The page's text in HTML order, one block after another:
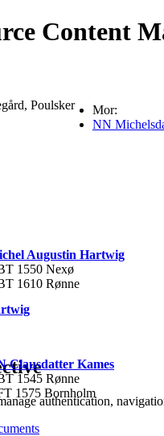
Content
authentication,
Mor:
NN
Poulsker
Augustin Hartwig
1550 Nexø
1610 Rønne
Clausdatter Kames
1545 Rønne
1575 Bornholm